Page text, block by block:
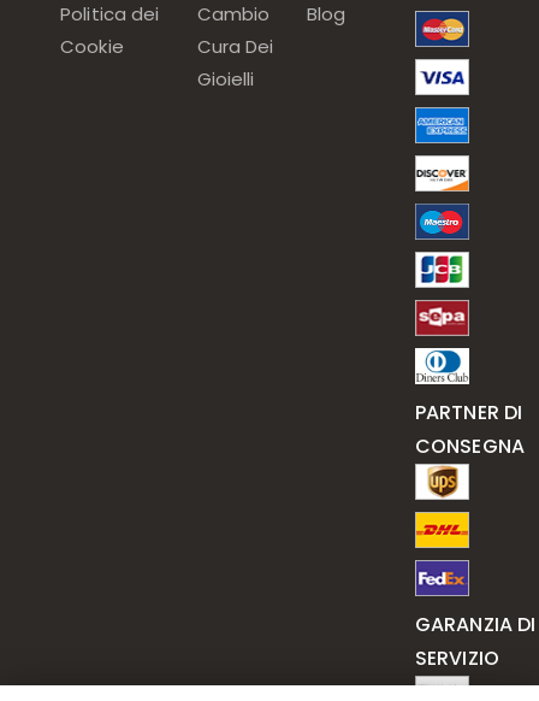
Politica dei
Cookie
Cambio
Cura Dei
Gioielli
Blog
PARTNER DI
CONSEGNA
GARANZIA DI
SERVIZIO